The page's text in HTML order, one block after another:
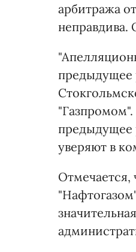
арбитража
предыдущее
"Газпромом".
предыдущее
уверяют в
Отмечается,